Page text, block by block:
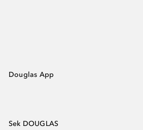
Douglas App
Sek DOUGLAS